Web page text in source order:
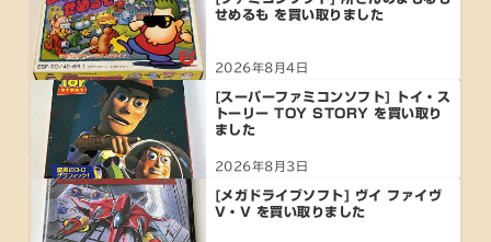
せめるも を買い取りました
2026年8月4日
[スーパーファミコンソフト] トイ・ス
トーリー TOY STORY を買い取り
ました
2026年8月3日
[メガドライブソフト] ヴイ ファイヴ
V・V を買い取りました